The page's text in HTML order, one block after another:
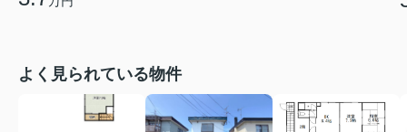
よく見られている物件